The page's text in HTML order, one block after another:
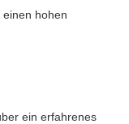
hohen
ein erfahrenes